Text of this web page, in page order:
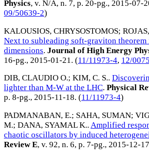
Physics, v. N/A, n. 7, p. 20-pg., 2015-07-
09/50639-2)
KALOUSIOS, CHRYSOSTOMOS;
Next to subleading soft-graviton
dimensions. Journal of High Energy
16-pg., 2015-01-21 . (11/11973-4, 12/
DIB, CLAUDIO O.; KIM, C. S..
lighter than M-W at the LHC. Physical
p. 8-pg., 2015-11-18. (11/11973-4)
PADMANABAN, E.; SAHA, SUMAN;
M.; DANA, SYAMAL K.. Amplified
chaotic oscillators by induced
Review E, v. 92, n. 6, p. 7-pg., 2015-12-17